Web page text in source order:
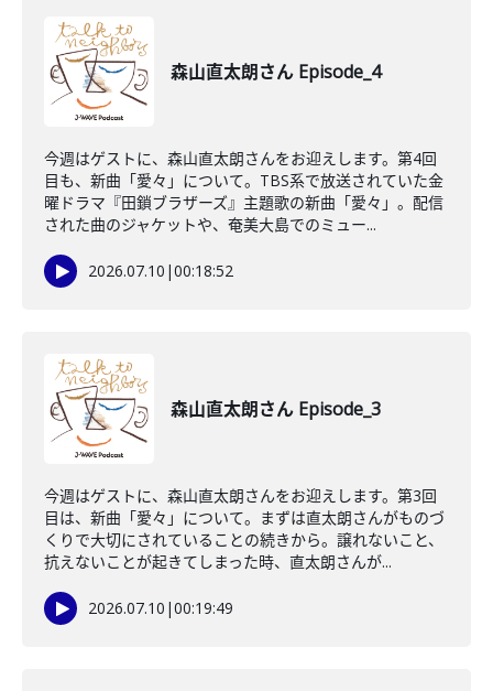
森山直太朗さん Episode_4
今週はゲストに、森山直太朗さんをお迎えします。第4回
目も、新曲「愛々」について。TBS系で放送されていた金
曜ドラマ『田鎖ブラザーズ』主題歌の新曲「愛々」。配信
された曲のジャケットや、奄美大島でのミュー...
2026.07.10 |00:18:52
森山直太朗さん Episode_3
今週はゲストに、森山直太朗さんをお迎えします。第3回
目は、新曲「愛々」について。まずは直太朗さんがものづ
くりで大切にされていることの続きから。譲れないこと、
抗えないことが起きてしまった時、直太朗さんが...
2026.07.10 |00:19:49